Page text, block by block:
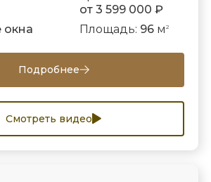
от 3 599 000 ₽
Площадь: 96м 2
Подробнее
Смотреть видео